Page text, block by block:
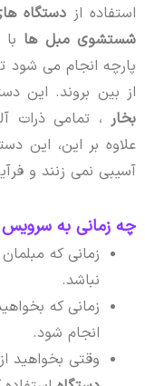
استفاده از دستگاه
شستشوی مبل هابا
پارچه انجام می شود
از بین بروند. این
بخار ، تمامی ذرات
علاوه بر این، این
آسیبی نمی زنند و
چه زمانی به سرویس
زمانی که
نباشد.
زمانی که
انجام شود.
وقتی بخواهید